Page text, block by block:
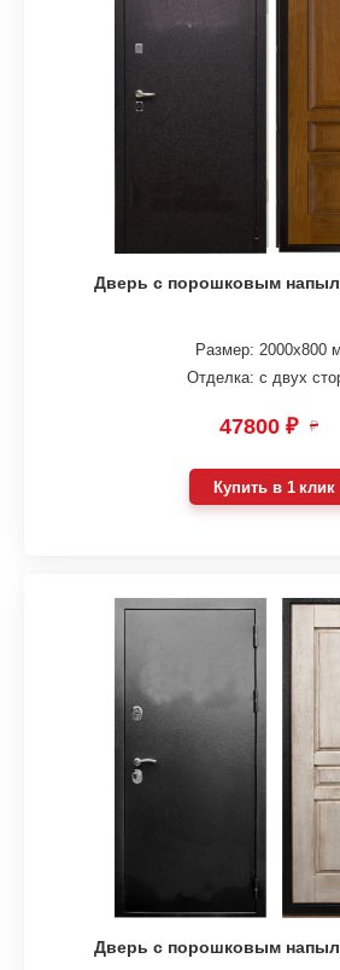
Дверь с порошковым
Размер: 2000х800
Отделка: с двух
47800 ₽ ₽
Купить в 1 клик
Дверь с порошковым